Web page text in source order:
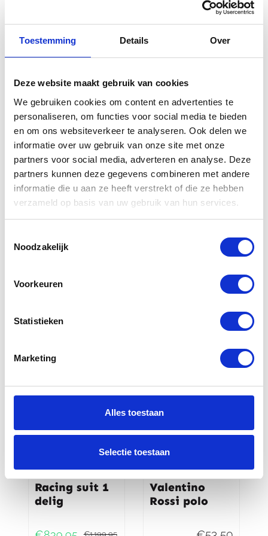
Toestemming Details Over
Deze website maakt gebruik van cookies
We gebruiken cookies om content en advertenties te
personaliseren, om functies voor social media te bieden
en om ons websiteverkeer te analyseren. Ook delen we
informatie over uw gebruik van onze site met onze
partners voor social media, adverteren en analyse. Deze
partners kunnen deze gegevens combineren met andere
informatie die u aan ze heeft verstrekt of die ze hebben
verzameld op basis van uw gebruik van hun services.
Noodzakelijk
Voorkeuren
Statistieken
Marketing
Alles toestaan
Selectie toestaan
Gerelateerde
producten
collectie
40,00
Yamaha Mako
Racing suit 1
delig
€1.199,95
Yamaha
Valentino
Rossi polo